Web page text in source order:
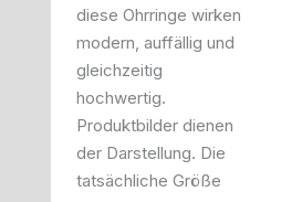
diese Ohrringe wirken
modern, auffällig und
gleichzeitig
hochwertig.
Produktbilder dienen
der Darstellung. Die
tatsächliche Größe